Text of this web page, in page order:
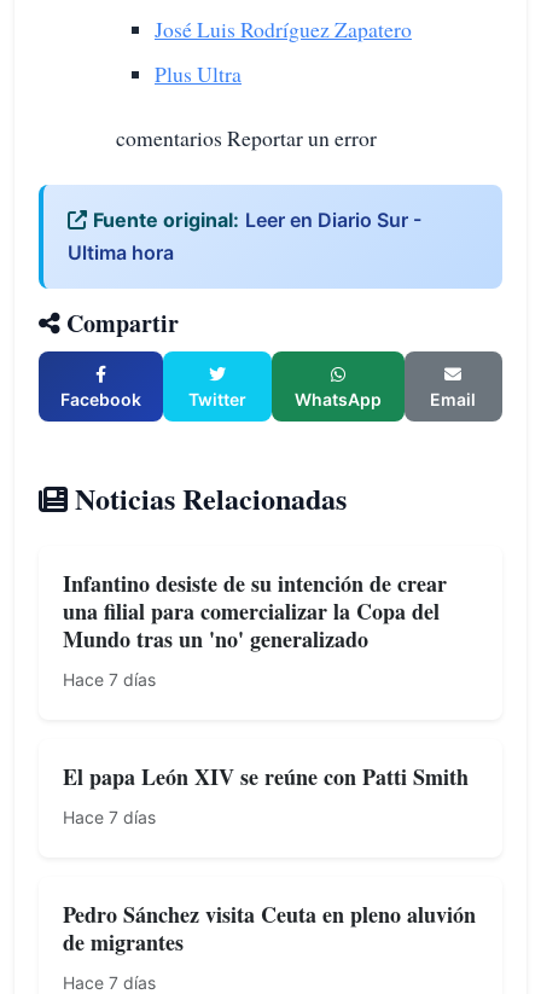
José Luis Rodríguez Zapatero
Plus Ultra
comentarios Reportar un error
Fuente original: Leer en Diario Sur -
Ultima hora
Compartir
Facebook Twitter WhatsApp Email
Noticias Relacionadas
Infantino desiste de su intención de crear
una filial para comercializar la Copa del
Mundo tras un 'no' generalizado
Hace 7 días
El papa León XIV se reúne con Patti Smith
Hace 7 días
Pedro Sánchez visita Ceuta en pleno aluvión
de migrantes
Hace 7 días